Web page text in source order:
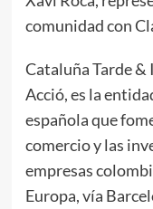
comunidad con
Cataluña Tarde
Acció, es la
española que
comercio y las
empresas
Europa, vía